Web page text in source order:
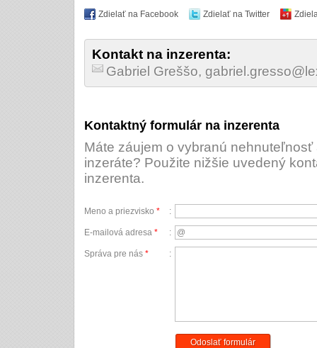
Zdielať na Facebook Zdielať na Twitter
Kontakt na inzerenta:
Gabriel Greššo,
Kontaktný formulár na inzerenta
Máte záujem o vybranú
inzeráte? Použite nižšie uvedený
inzerenta.
Meno a priezvisko * :
E-mailová adresa * :
Správa pre nás * :
Odoslať formulár